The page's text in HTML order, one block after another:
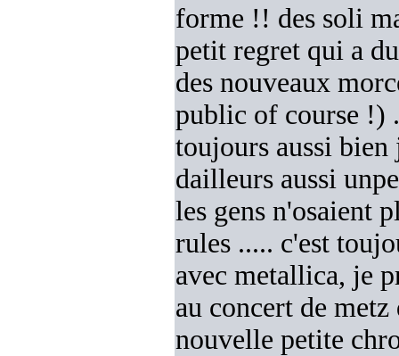
forme !! des soli
petit regret qui a
des nouveaux
public of course !)
toujours aussi
dailleurs aussi
les gens n'osaient
rules ..... c'est
avec metallica, je
au concert de
nouvelle petite